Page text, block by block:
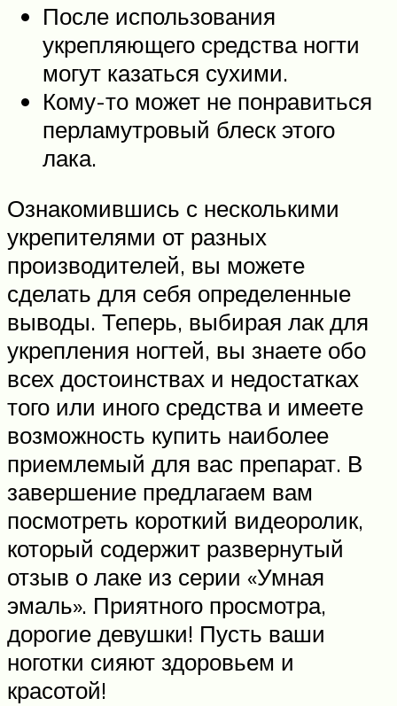
После использования
укрепляющего средства ногти
могут казаться сухими.
Кому-то может не понравиться
перламутровый блеск этого
лака.
Ознакомившись с несколькими
укрепителями от разных
производителей, вы можете
сделать для себя определенные
выводы. Теперь, выбирая лак для
укрепления ногтей, вы знаете обо
всех достоинствах и недостатках
того или иного средства и имеете
возможность купить наиболее
приемлемый для вас препарат. В
завершение предлагаем вам
посмотреть короткий видеоролик,
который содержит развернутый
отзыв о лаке из серии «Умная
эмаль». Приятного просмотра,
дорогие девушки! Пусть ваши
ноготки сияют здоровьем и
красотой!